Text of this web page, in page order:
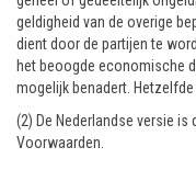
geldigheid van de overige
dient door de partijen te
het beoogde economische
mogelijk benadert.
(2) De Nederlandse versie
Voorwaarden.